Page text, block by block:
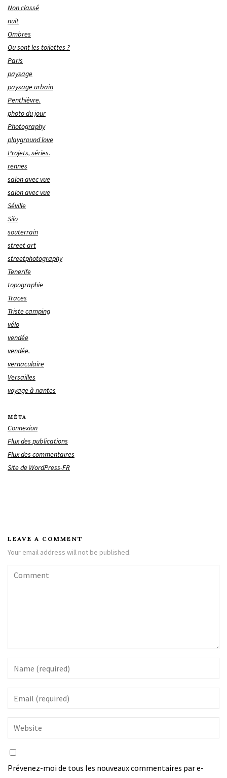
Non classé
nuit
Ombres
Ou sont les toilettes ?
Paris
paysage
paysage urbain
Penthièvre.
photo du jour
Photography
playground love
Projets, séries.
rennes
salon avec vue
salon avec vue
Séville
Silo
souterrain
street art
streetphotography
Tenerife
topographie
Traces
Triste camping
vélo
vendée
vendée.
vernaculaire
Versailles
voyage à nantes
MÉTA
Connexion
Flux des publications
Flux des commentaires
Site de WordPress-FR
LEAVE A COMMENT
Your email address will not be published.
Prévenez-moi de tous les nouveaux commentaires par e-